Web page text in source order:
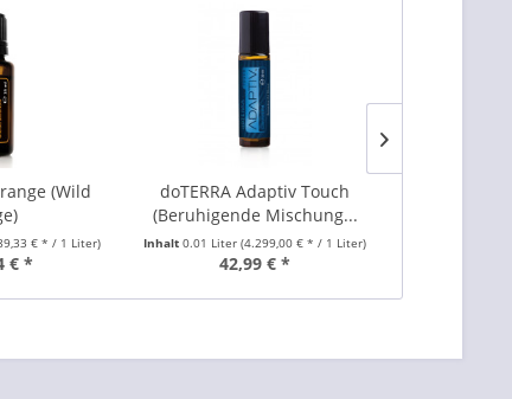
(Wild
€ * / 1 Liter)
€ *
doTERRA Adaptiv Touch
(Beruhigende Mischung...
Inhalt0.01 Liter(4.299,00 € * / 1 Liter)
42,99 € *